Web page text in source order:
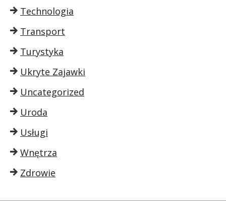
Technologia
Transport
Turystyka
Ukryte Zajawki
Uncategorized
Uroda
Usługi
Wnętrza
Zdrowie